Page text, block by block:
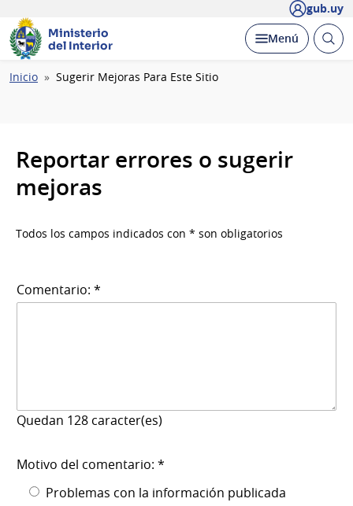
gub.uy
Ministerio
del Interior
Desplegar
Menú Abrir
Ruta
Inicio Sugerir Mejoras Para Este Sitio
Reportar errores o sugerir
mejoras
Todos los campos indicados con * son obligatorios
Comentario: *
Quedan 128 caracter(es)
Motivo del comentario: *
Problemas con la información publicada